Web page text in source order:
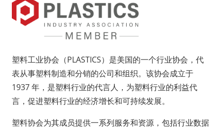
塑料工业协会（PLASTICS）是美国的一个行业协会，代
表从事塑料制造和分销的公司和组织。该协会成立于
1937 年，是塑料行业的代言人，为塑料行业的利益代
言，促进塑料行业的经济增长和可持续发展。
塑料协会为其成员提供一系列服务和资源，包括行业数据